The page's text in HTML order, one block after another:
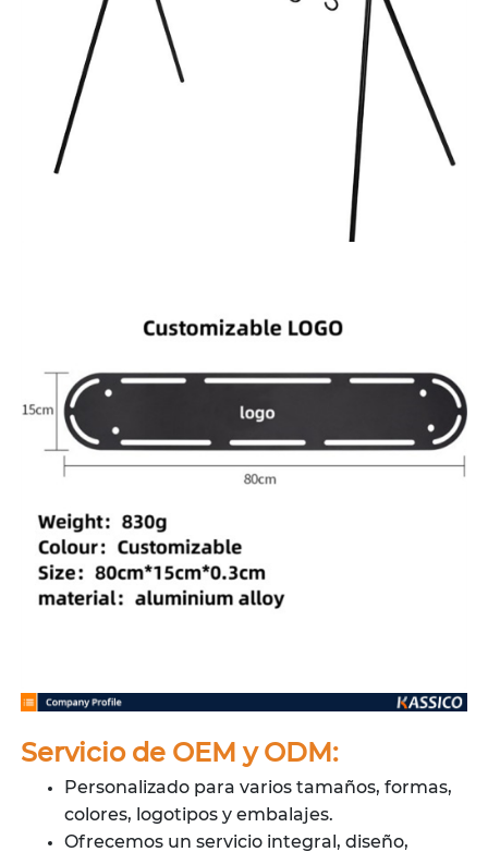
Servicio de OEM y ODM:
Personalizado para varios tamaños, formas,
colores, logotipos y embalajes.
Ofrecemos un servicio integral, diseño,